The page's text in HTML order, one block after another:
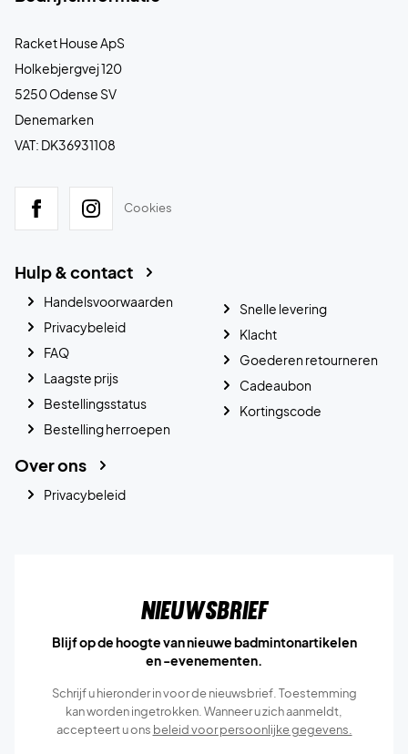
Racket House ApS
Holkebjergvej 120
5250 Odense SV
Denemarken
VAT: DK36931108
Cookies
Hulp & contact
Handelsvoorwaarden
Privacybeleid
FAQ
Laagste prijs
Bestellingsstatus
Bestelling herroepen
Snelle levering
Klacht
Goederen retourneren
Cadeaubon
Kortingscode
Over ons
Privacybeleid
Nieuwsbrief
Blijf op de hoogte van nieuwe badmintonartikelen
en -evenementen.
Schrijf u hieronder in voor de nieuwsbrief. Toestemming
kan worden ingetrokken. Wanneer u zich aanmeldt,
accepteert u ons beleid voor persoonlijke gegevens.